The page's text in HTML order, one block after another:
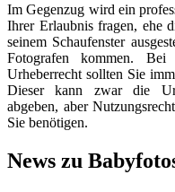
Im Gegenzug wird ein
Ihrer Erlaubnis fragen, ehe
seinem Schaufenster
Fotografen kommen.
Urheberrecht sollten Sie
Dieser kann zwar die
abgeben, aber
Sie benötigen.
News zu